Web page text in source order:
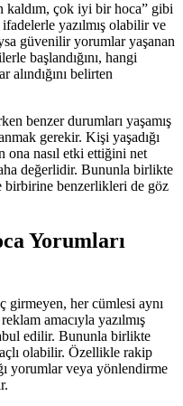
kaldım, çok iyi bir hoca” gibi
yazılmış olabilir ve
güvenilir yorumlar yaşanan
başlandığını, hangi
alındığını belirten
benzer durumları yaşamış
gerekir. Kişi yaşadığı
ona nasıl etki ettiğini net
değerlidir. Bununla birlikte
birbirine benzerlikleri de göz
Yorumları
girmeyen, her cümlesi aynı
amacıyla yazılmış
edilir. Bununla birlikte
olabilir. Özellikle rakip
yorumlar veya yönlendirme